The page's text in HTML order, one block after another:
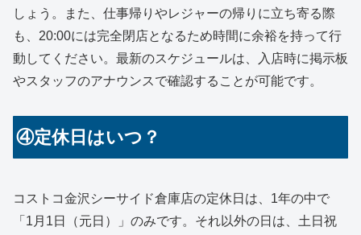
しょう。また、仕事帰りやレジャーの帰りに立ち寄る際
も、20:00には完全閉店となるため時間に余裕を持って行
動してください。最新のスケジュールは、入店時に掲示板
やスタッフのアナウンスで確認することが可能です。
④定休日はいつ？
コストコ金沢シーサイド倉庫店の定休日は、1年の中で
「1月1日（元日）」のみです。それ以外の日は、土日祝